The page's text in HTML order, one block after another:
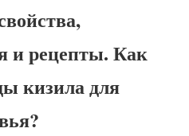
и рецепты. Как
кизила для